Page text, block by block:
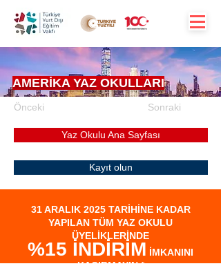
AMERİKA YAZ OKULLARI
Önceki Sonraki
Yaz Okulu Ana Sayfası
Kayıt olun
31 ARALIK 2025 TARİHİNE KADAR
YAPILAN TÜM YAZ OKULU
ÜYELİKLERİNDE
%15 İNDİRİM İMKANINI
KAÇIRMAYIN.*